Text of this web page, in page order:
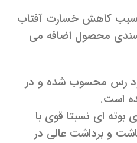
سبب کاهش خسارت آفتاب
محصول اضافه می
زود رس محسوب شده و در
است.
بوته ای نسبتا قوی با
و برداشت عالی در